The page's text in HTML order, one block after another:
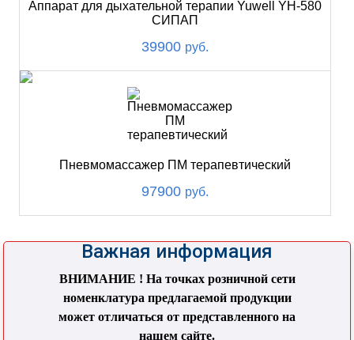
Аппарат для дыхательной терапии Yuwell YH-580
СИПАП
39900 руб.
Пневмомассажер ПМ терапевтический
97900 руб.
Важная информация
ВНИМАНИЕ ! На точках розничной сети
номенклатура предлагаемой продукции
может отличаться от представленного на
нашем сайте.